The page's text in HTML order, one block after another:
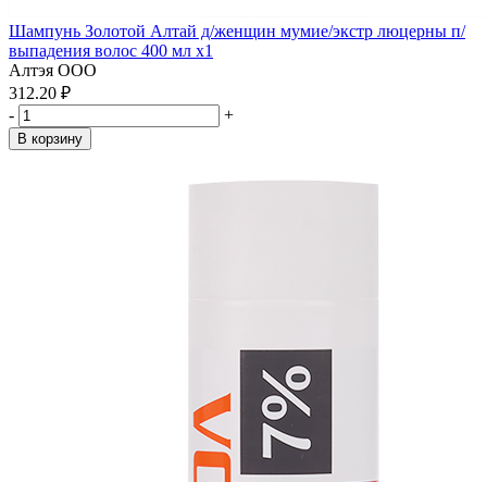
Шампунь Золотой Алтай д/женщин мумие/экстр люцерны п/
выпадения волос 400 мл x1
Алтэя ООО
312.20 ₽
-
+
В корзину